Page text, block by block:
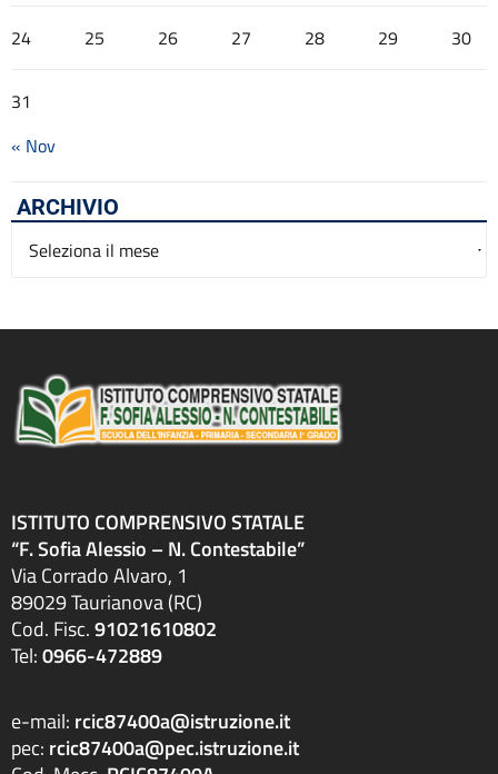
24 25 26 27 28 29 30
31
« Nov
ARCHIVIO
Archivio
ISTITUTO COMPRENSIVO STATALE
“F. Sofia Alessio – N. Contestabile”
Via Corrado Alvaro, 1
89029 Taurianova (RC)
Cod. Fisc.91021610802
Tel:0966-472889
e-mail: rcic87400a@istruzione.it
pec: rcic87400a@pec.istruzione.it